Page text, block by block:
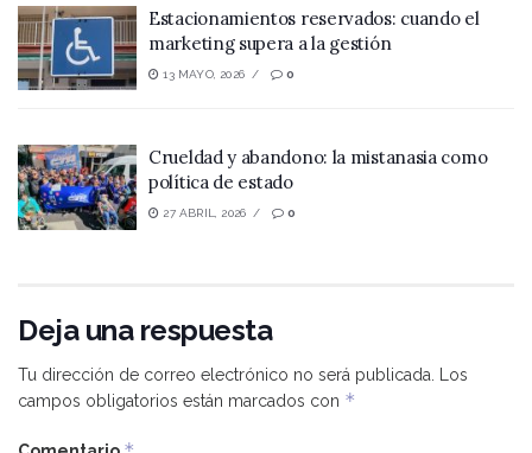
Estacionamientos reservados: cuando el
marketing supera a la gestión
13 MAYO, 2026 0
Crueldad y abandono: la mistanasia como
política de estado
27 ABRIL, 2026 0
Deja una respuesta
Tu dirección de correo electrónico no será publicada.
Los
campos obligatorios están marcados con *